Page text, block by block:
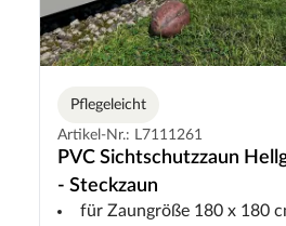
Pflegeleicht
Artikel-Nr.: L7111261
PVC Sichtschutzzaun
- Steckzaun
für Zaungröße 180 x 180